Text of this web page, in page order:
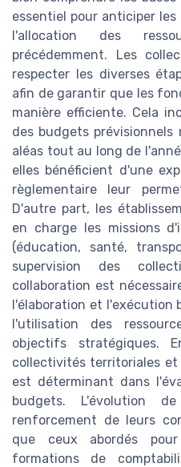
essentiel pour anticiper
l'allocation des
précédemment. Les
respecter les diverses
afin de garantir que les
manière efficiente. Cela
des budgets prévisionnels
aléas tout au long de
elles bénéficient d'une
règlementaire leur
D'autre part, les
en charge les missions
(éducation, santé,
supervision des
collaboration est
l'élaboration et l'exécution
l'utilisation des
objectifs stratégiques.
collectivités territoriales et
est déterminant dans
budgets. L'évolution
renforcement de leurs
que ceux abordés
formations de